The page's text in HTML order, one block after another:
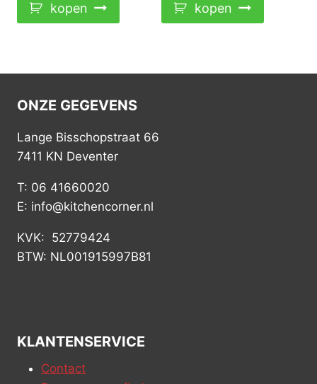
kopen kopen
ONZE GEGEVENS
Lange Bisschopstraat 66
7411 KN Deventer
T: 06 41660020
E: info@kitchencorner.nl
KVK: 52779424
BTW: NL001915997B81
KLANTENSERVICE
Contact